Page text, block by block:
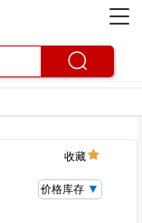
收藏
价格库存